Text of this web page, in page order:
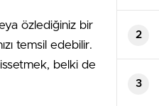
özlediğiniz bir
temsil edebilir.
belki de
2
3